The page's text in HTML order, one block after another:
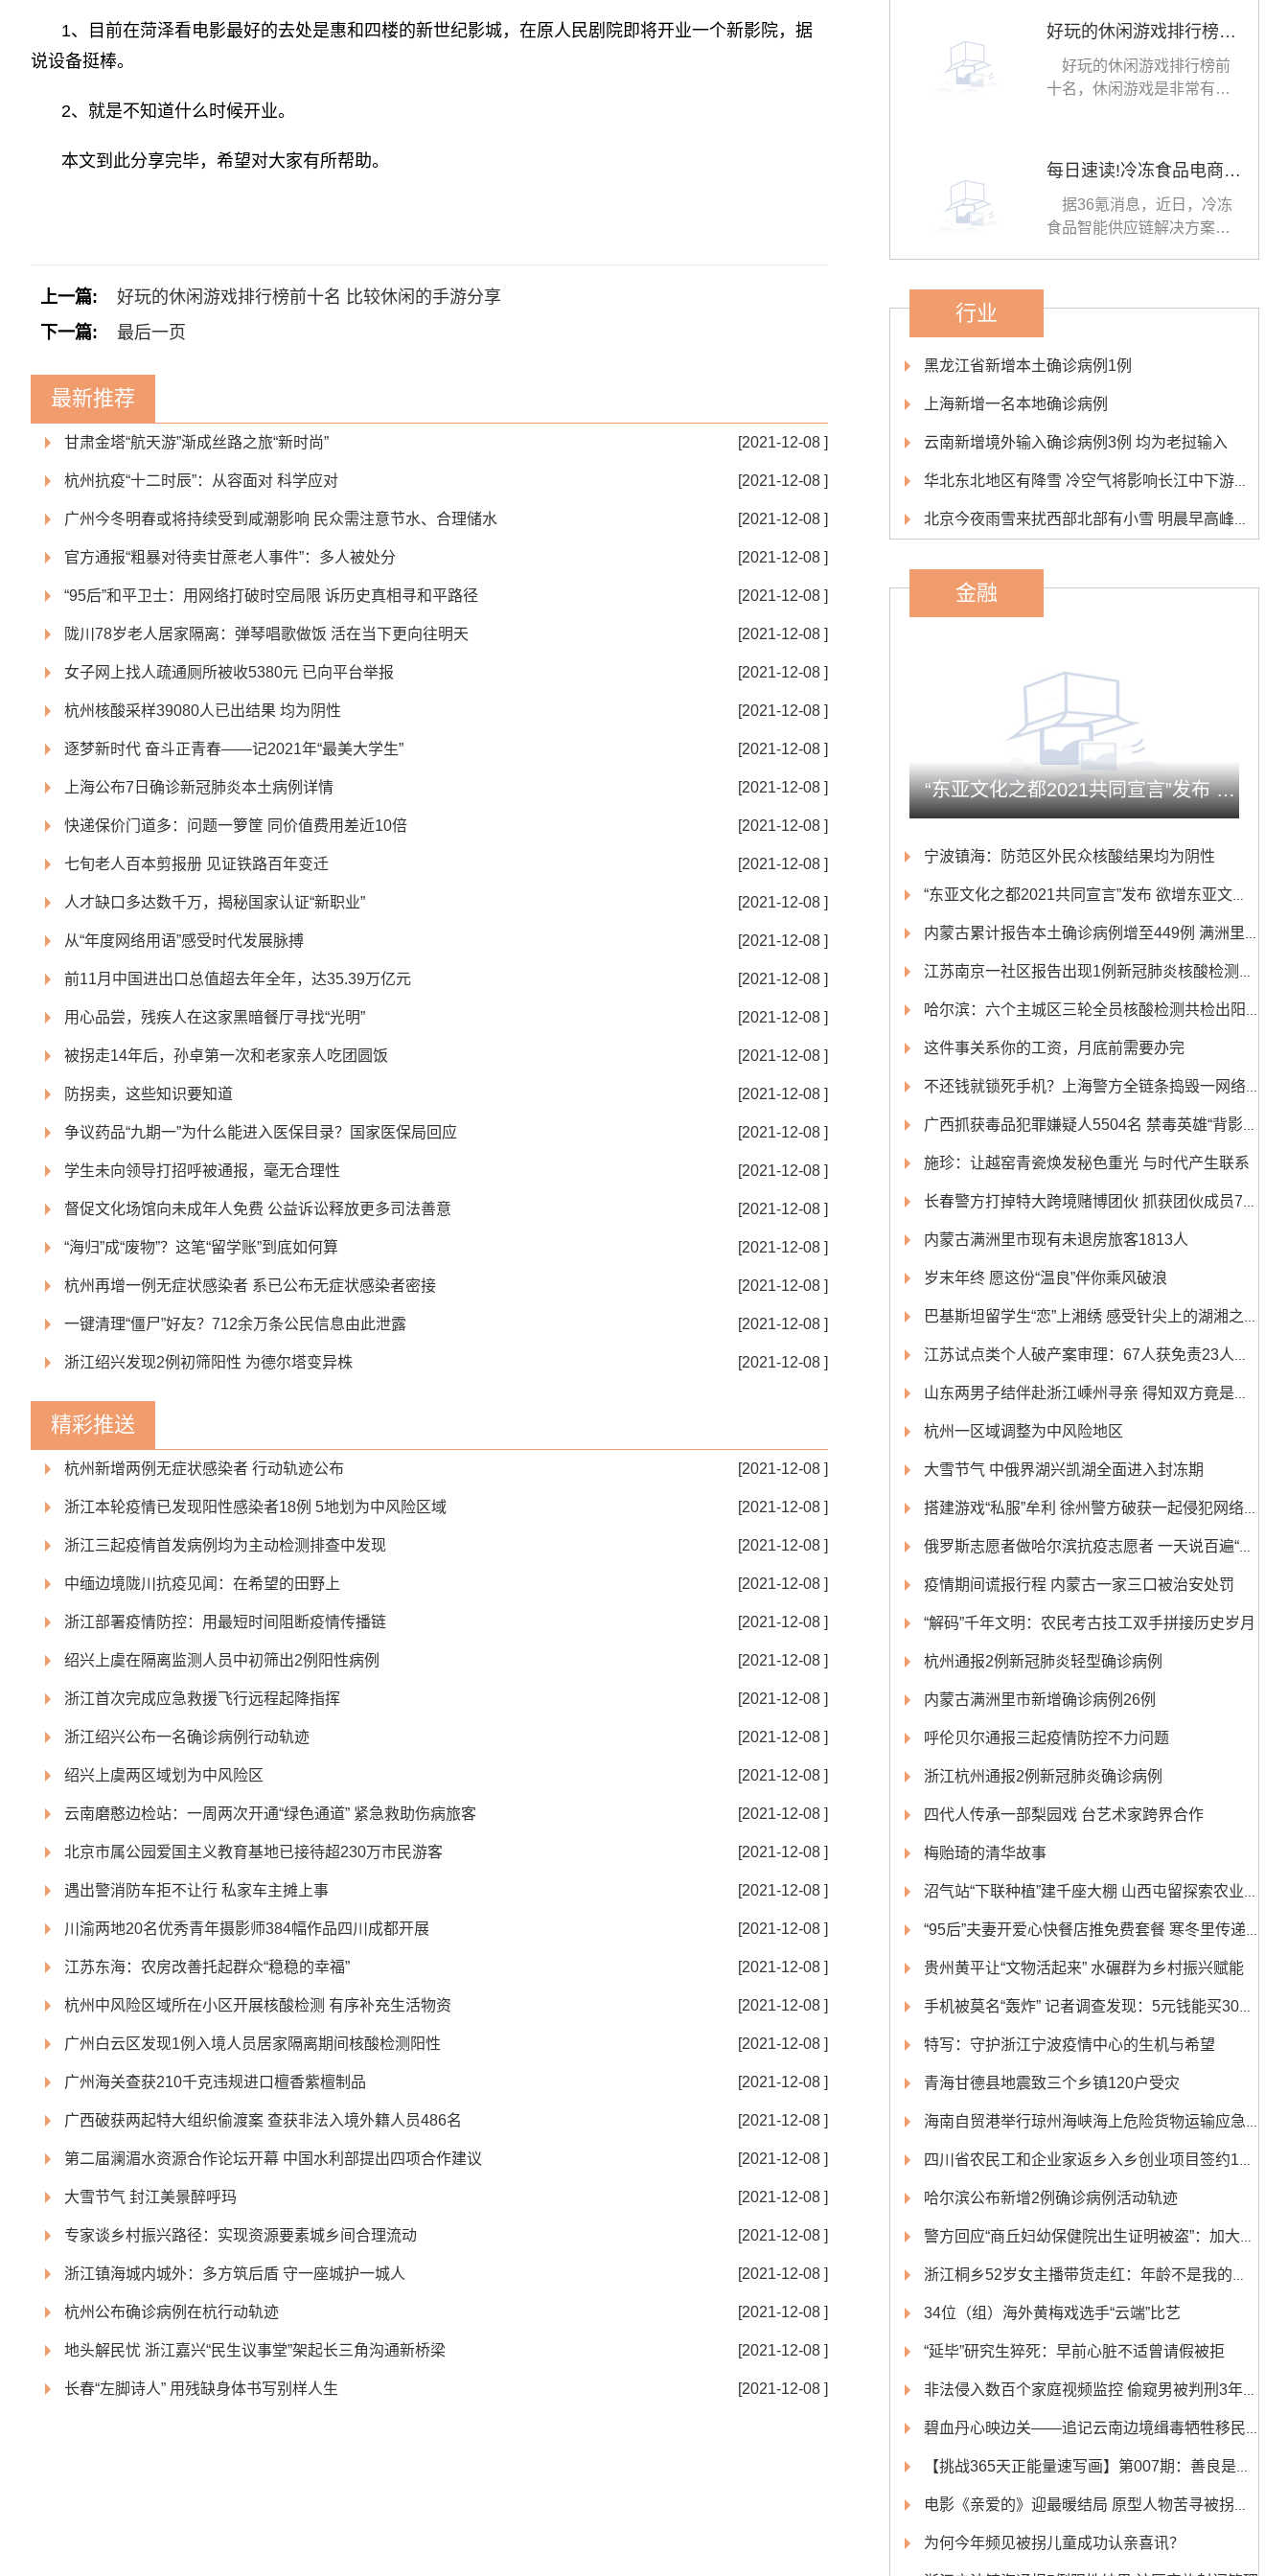
1、目前在菏泽看电影最好的去处是惠和四楼的新世纪影城，在原人民剧院即将开业一个新影院，据
说设备挺棒。
2、就是不知道什么时候开业。
本文到此分享完毕，希望对大家有所帮助。
上一篇:
好玩的休闲游戏排行榜前十名 比较休闲的手游分享
下一篇:
最后一页
最新推荐
甘肃金塔“航天游”渐成丝路之旅“新时尚” [2021-12-08 ]
杭州抗疫“十二时辰”：从容面对 科学应对 [2021-12-08 ]
广州今冬明春或将持续受到咸潮影响 民众需注意节水、合理储水 [2021-12-08 ]
官方通报“粗暴对待卖甘蔗老人事件”：多人被处分 [2021-12-08 ]
“95后”和平卫士：用网络打破时空局限 诉历史真相寻和平路径 [2021-12-08 ]
陇川78岁老人居家隔离：弹琴唱歌做饭 活在当下更向往明天 [2021-12-08 ]
女子网上找人疏通厕所被收5380元 已向平台举报 [2021-12-08 ]
杭州核酸采样39080人已出结果 均为阴性 [2021-12-08 ]
逐梦新时代 奋斗正青春——记2021年“最美大学生” [2021-12-08 ]
上海公布7日确诊新冠肺炎本土病例详情 [2021-12-08 ]
快递保价门道多：问题一箩筐 同价值费用差近10倍 [2021-12-08 ]
七旬老人百本剪报册 见证铁路百年变迁 [2021-12-08 ]
人才缺口多达数千万，揭秘国家认证“新职业” [2021-12-08 ]
从“年度网络用语”感受时代发展脉搏 [2021-12-08 ]
前11月中国进出口总值超去年全年，达35.39万亿元 [2021-12-08 ]
用心品尝，残疾人在这家黑暗餐厅寻找“光明” [2021-12-08 ]
被拐走14年后，孙卓第一次和老家亲人吃团圆饭 [2021-12-08 ]
防拐卖，这些知识要知道 [2021-12-08 ]
争议药品“九期一”为什么能进入医保目录？国家医保局回应 [2021-12-08 ]
学生未向领导打招呼被通报，毫无合理性 [2021-12-08 ]
督促文化场馆向未成年人免费 公益诉讼释放更多司法善意 [2021-12-08 ]
“海归”成“废物”？这笔“留学账”到底如何算 [2021-12-08 ]
杭州再增一例无症状感染者 系已公布无症状感染者密接 [2021-12-08 ]
一键清理“僵尸”好友？712余万条公民信息由此泄露 [2021-12-08 ]
浙江绍兴发现2例初筛阳性 为德尔塔变异株 [2021-12-08 ]
精彩推送
杭州新增两例无症状感染者 行动轨迹公布 [2021-12-08 ]
浙江本轮疫情已发现阳性感染者18例 5地划为中风险区域 [2021-12-08 ]
浙江三起疫情首发病例均为主动检测排查中发现 [2021-12-08 ]
中缅边境陇川抗疫见闻：在希望的田野上 [2021-12-08 ]
浙江部署疫情防控：用最短时间阻断疫情传播链 [2021-12-08 ]
绍兴上虞在隔离监测人员中初筛出2例阳性病例 [2021-12-08 ]
浙江首次完成应急救援飞行远程起降指挥 [2021-12-08 ]
浙江绍兴公布一名确诊病例行动轨迹 [2021-12-08 ]
绍兴上虞两区域划为中风险区 [2021-12-08 ]
云南磨憨边检站：一周两次开通“绿色通道” 紧急救助伤病旅客 [2021-12-08 ]
北京市属公园爱国主义教育基地已接待超230万市民游客 [2021-12-08 ]
遇出警消防车拒不让行 私家车主摊上事 [2021-12-08 ]
川渝两地20名优秀青年摄影师384幅作品四川成都开展 [2021-12-08 ]
江苏东海：农房改善托起群众“稳稳的幸福” [2021-12-08 ]
杭州中风险区域所在小区开展核酸检测 有序补充生活物资 [2021-12-08 ]
广州白云区发现1例入境人员居家隔离期间核酸检测阳性 [2021-12-08 ]
广州海关查获210千克违规进口檀香紫檀制品 [2021-12-08 ]
广西破获两起特大组织偷渡案 查获非法入境外籍人员486名 [2021-12-08 ]
第二届澜湄水资源合作论坛开幕 中国水利部提出四项合作建议 [2021-12-08 ]
大雪节气 封江美景醉呼玛 [2021-12-08 ]
专家谈乡村振兴路径：实现资源要素城乡间合理流动 [2021-12-08 ]
浙江镇海城内城外：多方筑后盾 守一座城护一城人 [2021-12-08 ]
杭州公布确诊病例在杭行动轨迹 [2021-12-08 ]
地头解民忧 浙江嘉兴“民生议事堂”架起长三角沟通新桥梁 [2021-12-08 ]
长春“左脚诗人” 用残缺身体书写别样人生 [2021-12-08 ]
好玩的休闲游戏排行榜前十名 比较休闲的手游分享
好玩的休闲游戏排行榜前
十名，休闲游戏是非常有趣
每日速读!冷冻食品电商平台「鲜品冻源」获数百万元天使轮融资
据36氪消息，近日，冷冻
食品智能供应链解决方案提
行业
黑龙江省新增本土确诊病例1例
上海新增一名本地确诊病例
云南新增境外输入确诊病例3例 均为老挝输入
华北东北地区有降雪 冷空气将影响长江中下游以北大部地区
北京今夜雨雪来扰西部北部有小雪 明晨早高峰或受影响
金融
“东亚文化之都2021共同宣言”发布 欲增东亚文化国际影响力
宁波镇海：防范区外民众核酸结果均为阴性
“东亚文化之都2021共同宣言”发布 欲增东亚文化国际影响力
内蒙古累计报告本土确诊病例增至449例 满洲里累计确诊409例
江苏南京一社区报告出现1例新冠肺炎核酸检测阳性人员
哈尔滨：六个主城区三轮全员核酸检测共检出阳性感染者4人
这件事关系你的工资，月底前需要办完
不还钱就锁死手机？上海警方全链条捣毁一网络非法放贷团伙
广西抓获毒品犯罪嫌疑人5504名 禁毒英雄“背影”现“公安榜样” 发布会
施珍：让越窑青瓷焕发秘色重光 与时代产生联系
长春警方打掉特大跨境赌博团伙 抓获团伙成员70人
内蒙古满洲里市现有未退房旅客1813人
岁末年终 愿这份“温良”伴你乘风破浪
巴基斯坦留学生“恋”上湘绣 感受针尖上的湖湘之美
江苏试点类个人破产案审理：67人获免责23人申请被驳回
山东两男子结伴赴浙江嵊州寻亲 得知双方竟是亲兄弟
杭州一区域调整为中风险地区
大雪节气 中俄界湖兴凯湖全面进入封冻期
搭建游戏“私服”牟利 徐州警方破获一起侵犯网络游戏著作权案
俄罗斯志愿者做哈尔滨抗疫志愿者 一天说百遍“俄腔”东北话“请排队”
疫情期间谎报行程 内蒙古一家三口被治安处罚
“解码”千年文明：农民考古技工双手拼接历史岁月
杭州通报2例新冠肺炎轻型确诊病例
内蒙古满洲里市新增确诊病例26例
呼伦贝尔通报三起疫情防控不力问题
浙江杭州通报2例新冠肺炎确诊病例
四代人传承一部梨园戏 台艺术家跨界合作
梅贻琦的清华故事
沼气站“下联种植”建千座大棚 山西屯留探索农业绿色转型
“95后”夫妻开爱心快餐店推免费套餐 寒冬里传递温暖
贵州黄平让“文物活起来” 水碾群为乡村振兴赋能
手机被莫名“轰炸” 记者调查发现：5元钱能买300条轰炸短信
特写：守护浙江宁波疫情中心的生机与希望
青海甘德县地震致三个乡镇120户受灾
海南自贸港举行琼州海峡海上危险货物运输应急演练
四川省农民工和企业家返乡入乡创业项目签约14个 签约总额超50亿元
哈尔滨公布新增2例确诊病例活动轨迹
警方回应“商丘妇幼保健院出生证明被盗”：加大侦破力度
浙江桐乡52岁女主播带货走红：年龄不是我的阻碍
34位（组）海外黄梅戏选手“云端”比艺
“延毕”研究生猝死：早前心脏不适曾请假被拒
非法侵入数百个家庭视频监控 偷窥男被判刑3年10个月
碧血丹心映边关——追记云南边境缉毒牺牲移民管理警察蔡晓东
【挑战365天正能量速写画】第007期：善良是最好的化妆品
电影《亲爱的》迎最暖结局 原型人物苦寻被拐儿子获团圆
为何今年频见被拐儿童成功认亲喜讯？